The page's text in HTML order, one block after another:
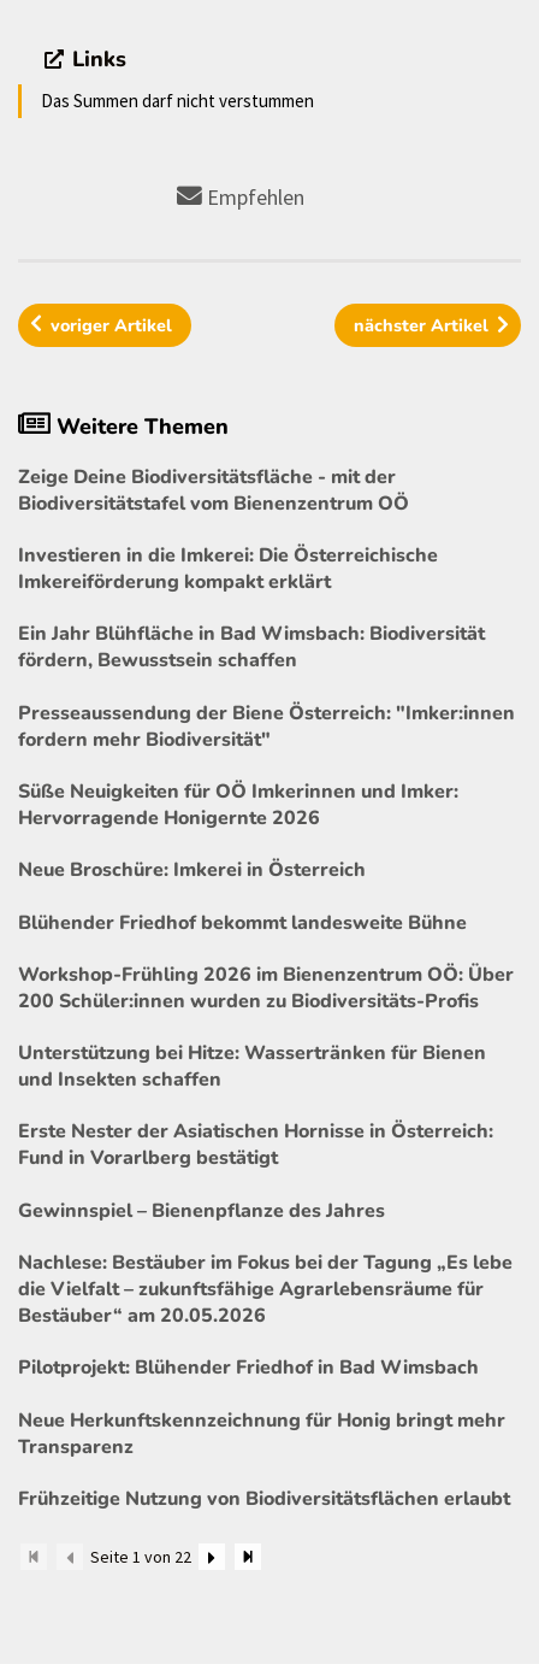
Links
Das Summen darf nicht verstummen
Empfehlen
vorigerArtikel nächster Artikel
Weitere Themen
Zeige Deine Biodiversitätsfläche - mit der
Biodiversitätstafel vom Bienenzentrum OÖ
Investieren in die Imkerei: Die Österreichische
Imkereiförderung kompakt erklärt
Ein Jahr Blühfläche in Bad Wimsbach: Biodiversität
fördern, Bewusstsein schaffen
Presseaussendung der Biene Österreich: "Imker:innen
fordern mehr Biodiversität"
Süße Neuigkeiten für OÖ Imkerinnen und Imker:
Hervorragende Honigernte 2026
Neue Broschüre: Imkerei in Österreich
Blühender Friedhof bekommt landesweite Bühne
Workshop-Frühling 2026 im Bienenzentrum OÖ: Über
200 Schüler:innen wurden zu Biodiversitäts-Profis
Unterstützung bei Hitze: Wassertränken für Bienen
und Insekten schaffen
Erste Nester der Asiatischen Hornisse in Österreich:
Fund in Vorarlberg bestätigt
Gewinnspiel – Bienenpflanze des Jahres
Nachlese: Bestäuber im Fokus bei der Tagung „Es lebe
die Vielfalt – zukunftsfähige Agrarlebensräume für
Bestäuber“ am 20.05.2026
Pilotprojekt: Blühender Friedhof in Bad Wimsbach
Neue Herkunftskennzeichnung für Honig bringt mehr
Transparenz
Frühzeitige Nutzung von Biodiversitätsflächen erlaubt
Seite 1 von 22